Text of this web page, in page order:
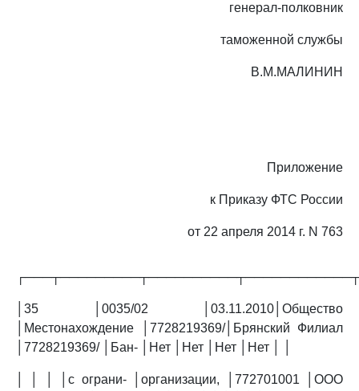
генерал-полковник
таможенной службы
В.М.МАЛИНИН
Приложение
к Приказу ФТС России
от 22 апреля 2014 г. N 763
│35 │0035/02 │03.11.2010│Общество
│Местонахождение │7728219369/│Брянский Филиал
│7728219369/ │Бан- │Нет │Нет │Нет │Нет │ │
│ │ │ │с ограни- │организации, │772701001 │ООО